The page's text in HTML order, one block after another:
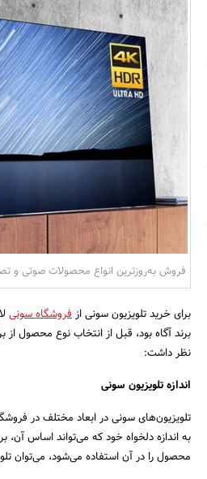
فروش به‌روزترین انواع محصولات صوتی و
برای خرید تلویزیون سونی ازفروشگاه سونی
برند آگاه بود، قبل از انتخاب نوع محصول از
نظر داشت:
اندازه تلویزیون سونی
تلویزیون‌های سونی در ابعاد مختلف در
به اندازه دلخواه خود که می‌تواند اساس آن،
محصول را در آن استفاده می‌شود، می‌توان